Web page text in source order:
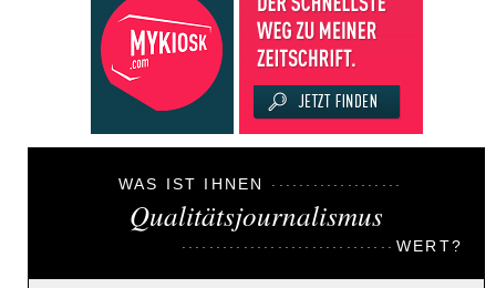
WAS IST IHNEN
Qualitätsjournalismus
WERT?